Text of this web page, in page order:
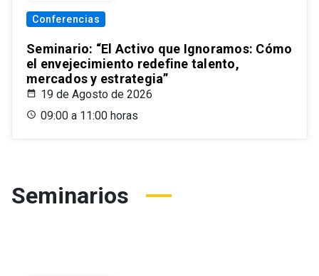
Conferencias
Seminario: “El Activo que Ignoramos: Cómo
el envejecimiento redefine talento,
mercados y estrategia”
19 de Agosto de 2026
09:00 a 11:00 horas
Seminarios